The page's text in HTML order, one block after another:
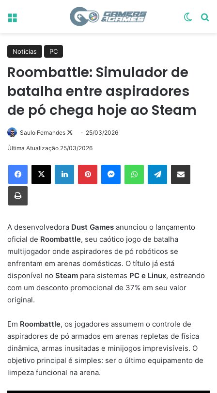
Menu
Notícias PC
Roombattle: Simulador de
batalha entre aspiradores
de pó chega hoje ao Steam
Saulo Fernandes
Follow
on
25/03/2026
Última Atualização 25/03/2026
LinkedinPinterestMessengerWhatsAppTelegramCompartilhar via e-mail
Imprimir
A desenvolvedora Dust Games anunciou o lançamento
oficial de Roombattle, seu caótico jogo de batalha
multijogador onde aspiradores de pó robóticos se
enfrentam em arenas domésticas. O título já está
disponível no Steam para sistemas PC e Linux, estreando
com um desconto promocional de 37% em seu valor
original.
Em Roombattle, os jogadores assumem o controle de
aspiradores de pó armados em arenas repletas de física
dinâmica, armas inusitadas e minijogos imprevisíveis. O
objetivo principal é simples: ser o último equipamento de
limpeza funcional na arena.